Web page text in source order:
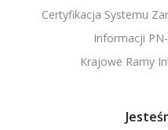
Certyfikacja Systemu
Informacji
Krajowe Ramy